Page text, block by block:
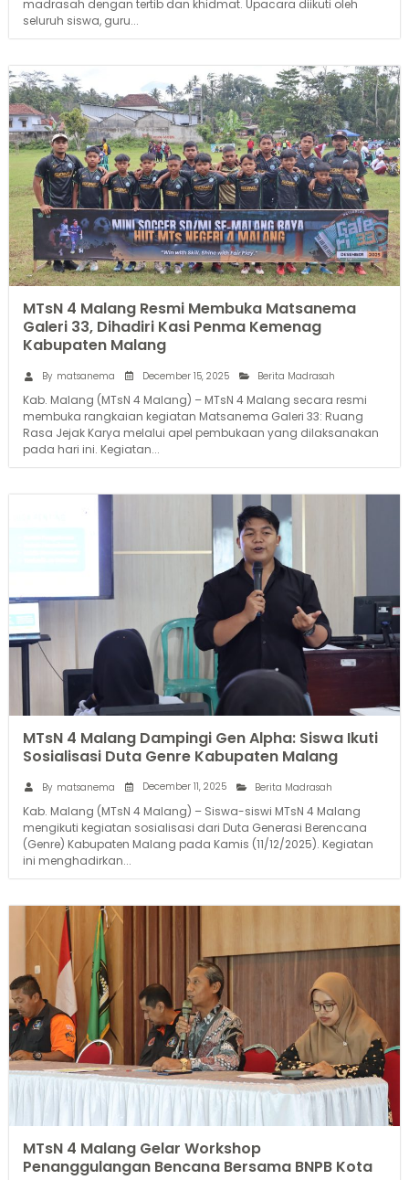
madrasah dengan tertib dan khidmat. Upacara diikuti oleh
seluruh siswa, guru...
MTsN 4 Malang Resmi Membuka Matsanema
Galeri 33, Dihadiri Kasi Penma Kemenag
Kabupaten Malang
By matsanema December 15, 2025 Berita Madrasah
Kab. Malang (MTsN 4 Malang) – MTsN 4 Malang secara resmi
membuka rangkaian kegiatan Matsanema Galeri 33: Ruang
Rasa Jejak Karya melalui apel pembukaan yang dilaksanakan
pada hari ini. Kegiatan...
MTsN 4 Malang Dampingi Gen Alpha: Siswa Ikuti
Sosialisasi Duta Genre Kabupaten Malang
By matsanema December 11, 2025 Berita Madrasah
Kab. Malang (MTsN 4 Malang) – Siswa-siswi MTsN 4 Malang
mengikuti kegiatan sosialisasi dari Duta Generasi Berencana
(Genre) Kabupaten Malang pada Kamis (11/12/2025). Kegiatan
ini menghadirkan...
MTsN 4 Malang Gelar Workshop
Penanggulangan Bencana Bersama BNPB Kota